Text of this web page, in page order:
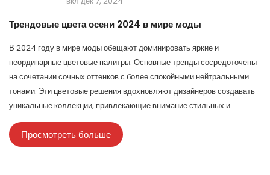
Трендовые цвета осени 2024 в мире моды
В 2024 году в мире моды обещают доминировать яркие и
неординарные цветовые палитры. Основные тренды сосредоточены
на сочетании сочных оттенков с более спокойными нейтральными
тонами. Эти цветовые решения вдохновляют дизайнеров создавать
уникальные коллекции, привлекающие внимание стильных и
уверенных в себе людей. Рассмотрим главные цвета, которые будут
дебютировать на подиумах этой осенью.
Просмотреть больше